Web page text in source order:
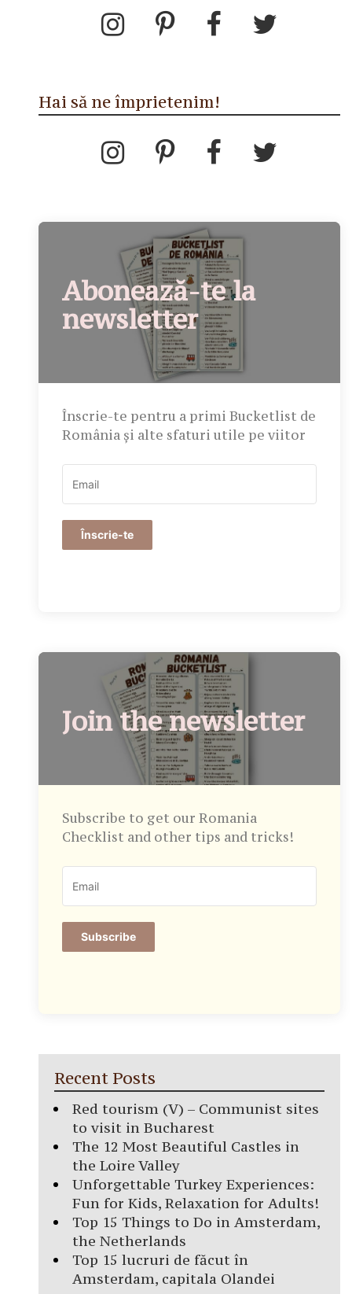
Hai să ne împrietenim!
Abonează-te la
newsletter
Înscrie-te pentru a primi Bucketlist de
România și alte sfaturi utile pe viitor
Înscrie-te
Join the newsletter
Subscribe to get our Romania
Checklist and other tips and tricks!
Subscribe
Recent Posts
Red tourism (V) – Communist sites
to visit in Bucharest
The 12 Most Beautiful Castles in
the Loire Valley
Unforgettable Turkey Experiences:
Fun for Kids, Relaxation for Adults!
Top 15 Things to Do in Amsterdam,
the Netherlands
Top 15 lucruri de făcut în
Amsterdam, capitala Olandei